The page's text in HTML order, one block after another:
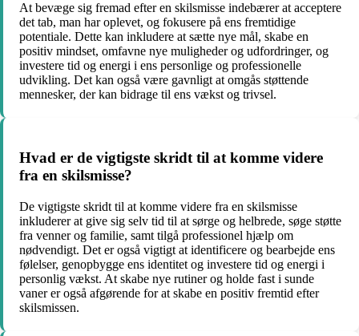
At bevæge sig fremad efter en skilsmisse indebærer at acceptere
det tab, man har oplevet, og fokusere på ens fremtidige
potentiale. Dette kan inkludere at sætte nye mål, skabe en
positiv mindset, omfavne nye muligheder og udfordringer, og
investere tid og energi i ens personlige og professionelle
udvikling. Det kan også være gavnligt at omgås støttende
mennesker, der kan bidrage til ens vækst og trivsel.
Hvad er de vigtigste skridt til at komme videre
fra en skilsmisse?
De vigtigste skridt til at komme videre fra en skilsmisse
inkluderer at give sig selv tid til at sørge og helbrede, søge støtte
fra venner og familie, samt tilgå professionel hjælp om
nødvendigt. Det er også vigtigt at identificere og bearbejde ens
følelser, genopbygge ens identitet og investere tid og energi i
personlig vækst. At skabe nye rutiner og holde fast i sunde
vaner er også afgørende for at skabe en positiv fremtid efter
skilsmissen.